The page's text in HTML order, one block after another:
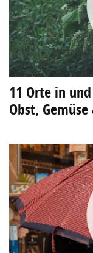
11 Orte in
Obst,